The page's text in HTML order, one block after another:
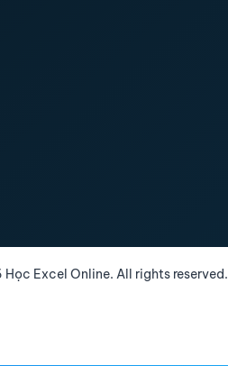
Học Excel Online. All rights reserved.